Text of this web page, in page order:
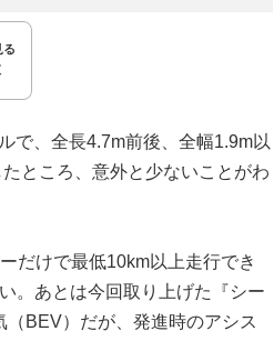
る
で、全長4.7m前後、全幅1.9m以
たところ、意外と少ないことがわ
だけで最低10km以上走行でき
。あとは今回取り上げた『シー
BEV）だが、発進時のアシス